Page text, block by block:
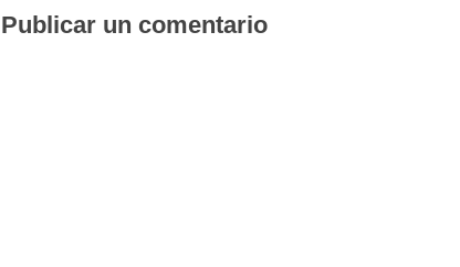
Publicar un comentario